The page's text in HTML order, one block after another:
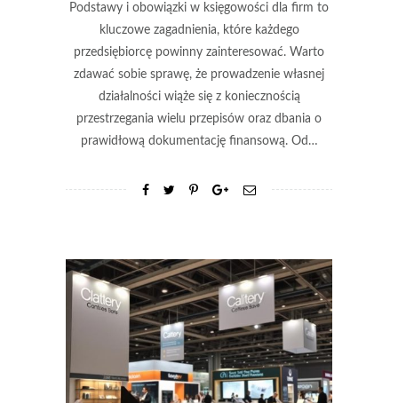
Podstawy i obowiązki w księgowości dla firm to
kluczowe zagadnienia, które każdego
przedsiębiorcę powinny zainteresować. Warto
zdawać sobie sprawę, że prowadzenie własnej
działalności wiąże się z koniecznością
przestrzegania wielu przepisów oraz dbania o
prawidłową dokumentację finansową. Od…